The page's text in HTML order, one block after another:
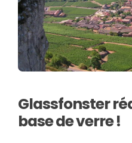
Glassfonster
base de verre !